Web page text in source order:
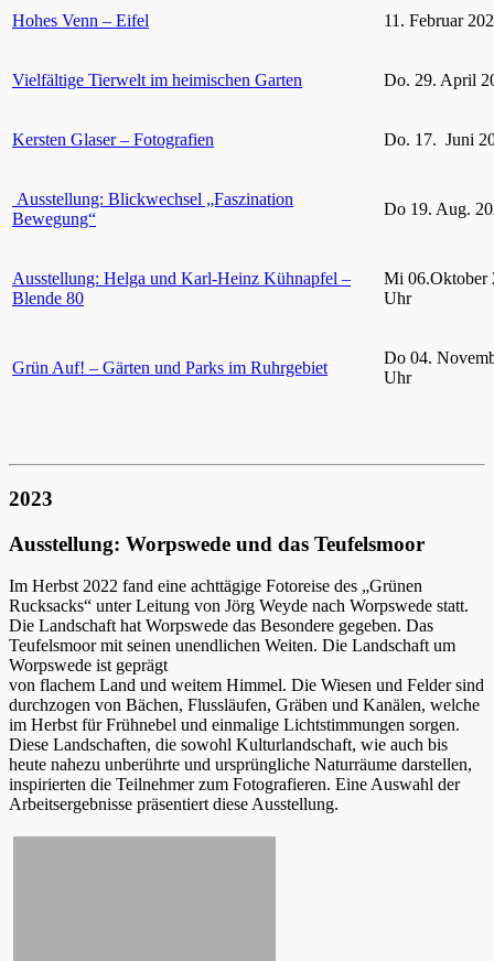
Hohes Venn – Eifel 11. Februar
Vielfältige Tierwelt im heimischen Garten Do. 29. April
Kersten Glaser – Fotografien Do. 17. Juni
Ausstellung: Blickwechsel „Faszination
Bewegung“
Do 19. Aug.
Ausstellung: Helga und Karl-Heinz Kühnapfel –
Blende 80
Mi 06.Oktober
Uhr
Grün Auf! – Gärten und Parks im Ruhrgebiet
Do 04.
Uhr
2023
Ausstellung: Worpswede und das Teufelsmoor
Im Herbst 2022 fand eine achttägige Fotoreise des „Grünen
Rucksacks“ unter Leitung von Jörg Weyde nach Worpswede statt.
Die Landschaft hat Worpswede das Besondere gegeben. Das
Teufelsmoor mit seinen unendlichen Weiten. Die Landschaft um
Worpswede ist geprägt
von flachem Land und weitem Himmel. Die Wiesen und Felder sind
durchzogen von Bächen, Flussläufen, Gräben und Kanälen, welche
im Herbst für Frühnebel und einmalige Lichtstimmungen sorgen.
Diese Landschaften, die sowohl Kulturlandschaft, wie auch bis
heute nahezu unberührte und ursprüngliche Naturräume darstellen,
inspirierten die Teilnehmer zum Fotografieren. Eine Auswahl der
Arbeitsergebnisse präsentiert diese Ausstellung.